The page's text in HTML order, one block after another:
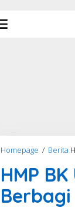
Homepage / Berita
HMP